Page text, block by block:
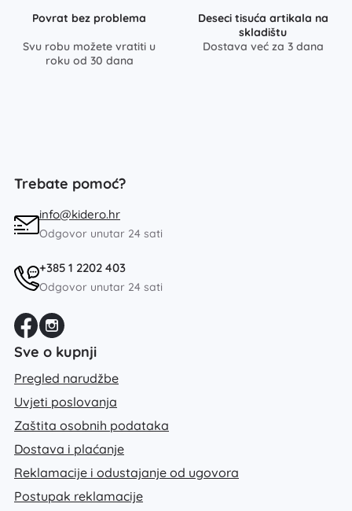
Povrat bez problema
Svu robu možete vratiti u
roku od 30 dana
Deseci tisuća artikala na
skladištu
Dostava već za 3 dana
Trebate pomoć?
info@kidero.hr
Odgovor unutar 24 sati
+385 1 2202 403
Odgovor unutar 24 sati
Sve o kupnji
Pregled narudžbe
Uvjeti poslovanja
Zaštita osobnih podataka
Dostava i plaćanje
Reklamacije i odustajanje od ugovora
Postupak reklamacije